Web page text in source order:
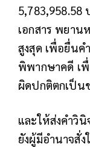
5,783,958.58
เอกสาร พยาน
สูงสุด เพื่อยื่นค
พิพากษาคดี เ
ผิดปกติตกเป็น
และให้ส่งคำวิ
ยังผู้มีอำนาจสั่